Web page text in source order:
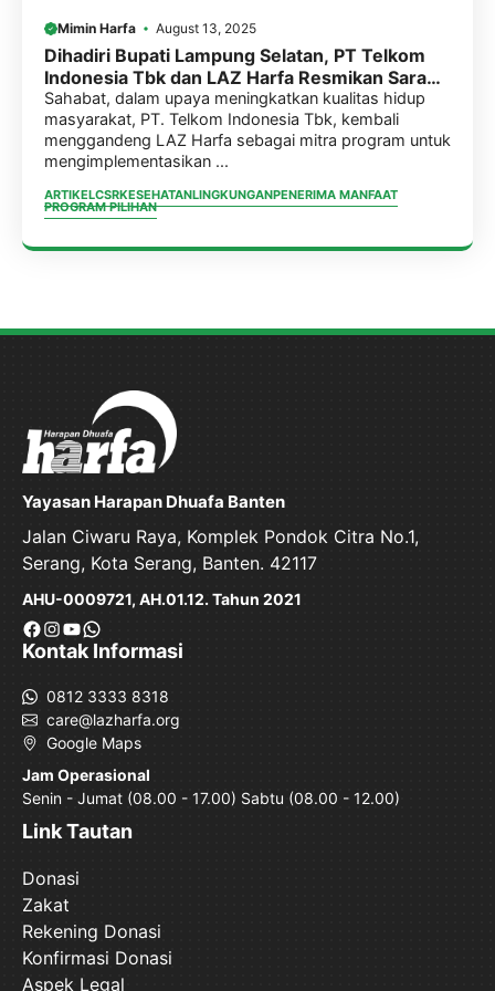
Mimin Harfa August 13, 2025
Dihadiri Bupati Lampung Selatan, PT Telkom
Indonesia Tbk dan LAZ Harfa Resmikan Sarana
Air Bersih (SAB) & MCK di 6 Lokasi di Provinsi
Lampung.
Sahabat, dalam upaya meningkatkan kualitas hidup
masyarakat, PT. Telkom Indonesia Tbk, kembali
menggandeng LAZ Harfa sebagai mitra program untuk
mengimplementasikan ...
ARTIKELCSRKESEHATANLINGKUNGANPENERIMA MANFAAT
PROGRAM PILIHAN
Yayasan Harapan Dhuafa Banten
Jalan Ciwaru Raya, Komplek Pondok Citra No.1,
Serang, Kota Serang, Banten. 42117
AHU-0009721, AH.01.12. Tahun 2021
Facebook
Instagram
YouTube
WhatsApp
Kontak Informasi
0812 3333 8318
care@lazharfa.org
Google Maps
Jam Operasional
Senin - Jumat (08.00 - 17.00) Sabtu (08.00 - 12.00)
Link Tautan
Donasi
Zakat
Rekening Donasi
Konfirmasi Donasi
Aspek Legal